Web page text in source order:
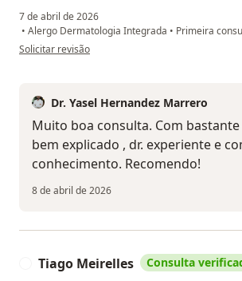
7 de abril de 2026
• Alergo Dermatologia Integrada • Primeira
na opinião do utilizador GF
Solicitar revisão
Dr. Yasel Hernandez Marrero
Muito boa consulta. Com
bem explicado , dr. experiente e
conhecimento. Recomendo!
8 de abril de 2026
Tiago Meirelles Consulta